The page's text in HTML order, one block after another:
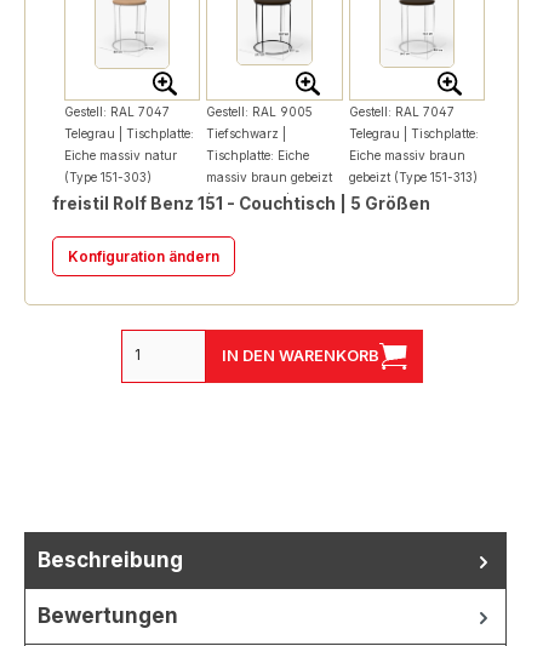
Gestell: RAL 7047
Telegrau | Tischplatte:
Eiche massiv natur
(Type 151-303)
Gestell: RAL 9005
Tiefschwarz |
Tischplatte: Eiche
massiv braun gebeizt
(Type 151-310)
Gestell: RAL 7047
Telegrau | Tischplatte:
Eiche massiv braun
gebeizt (Type 151-313)
freistil Rolf Benz 151 - Couchtisch | 5 Größen
Konfiguration ändern
IN DEN WARENKORB
Beschreibung
Bewertungen